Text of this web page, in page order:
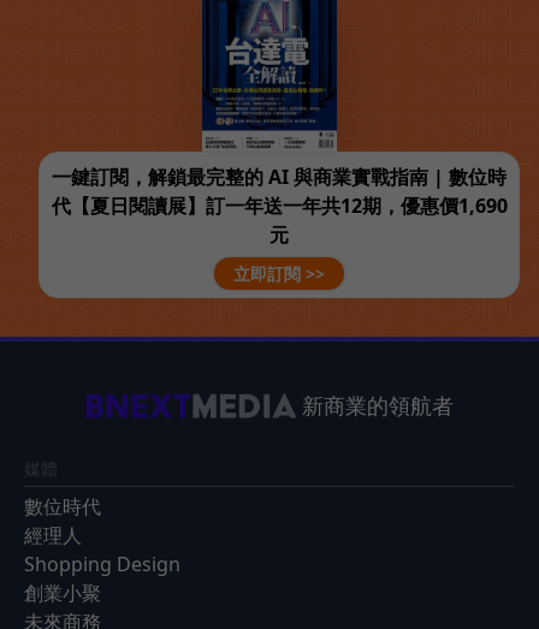
一鍵訂閱，解鎖最完整的 AI 與商業實戰指南 | 數位時
代【夏日閱讀展】訂一年送一年共12期，優惠價1,690
元
立即訂閱 >>
新商業的領航者
媒體
數位時代
經理人
Shopping Design
創業小聚
未來商務